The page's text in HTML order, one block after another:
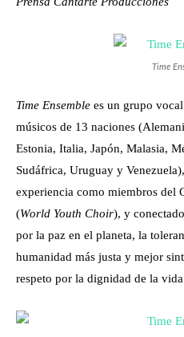
Time
Time Ensemble es un grupo
músicos de 13 naciones
Estonia, Italia, Japón, Malasia,
Sudáfrica, Uruguay y
experiencia como miembros del
(World Youth Choir), y
por la paz en el planeta, la
humanidad más justa y mejor
respeto por la dignidad de la